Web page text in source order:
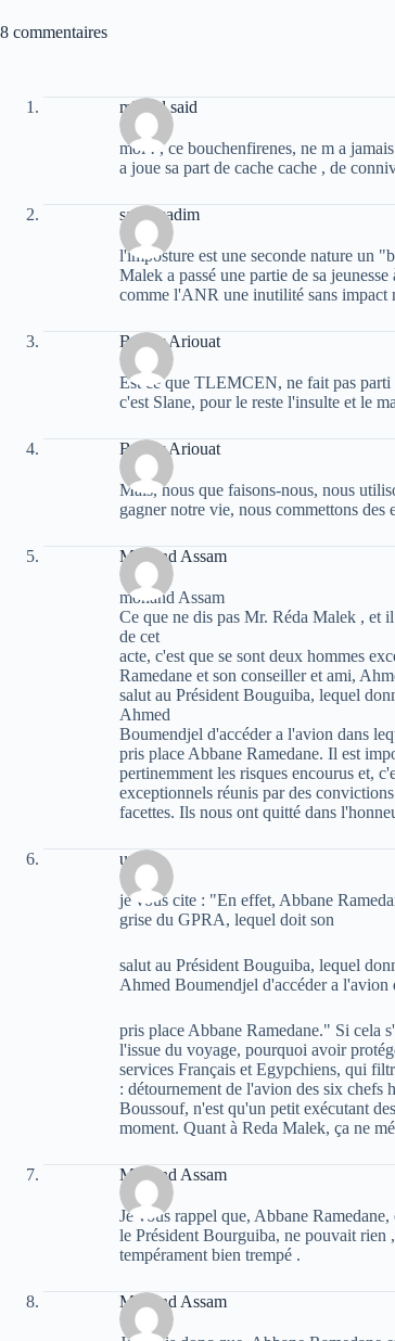
8 commentaires
mhand said
moi ! , ce bouchenfirenes, ne m a
a joue sa part de cache cache , de
sarah sadim
l'imposture est une seconde nature un
Malek a passé une partie de sa
comme l'ANR une inutilité sans impact
Bachir Ariouat
Est ce que TLEMCEN, ne fait pas parti
c'est Slane, pour le reste l'insulte et le
Bachir Ariouat
Mais, nous que faisons-nous, nous
gagner notre vie, nous commettons des
Mohand Assam
mohand Assam
Ce que ne dis pas Mr. Réda Malek , et
de cet
acte, c'est que se sont deux hommes
Ramedane et son conseiller et ami,
salut au Président Bouguiba, lequel
Ahmed
Boumendjel d'accéder a l'avion dans
pris place Abbane Ramedane. Il est
pertinemment les risques encourus et,
exceptionnels réunis par des
facettes. Ils nous ont quitté dans
urfane
je vous cite : "En effet, Abbane
grise du GPRA, lequel doit son
salut au Président Bouguiba, lequel
Ahmed Boumendjel d'accéder a l'avion
pris place Abbane Ramedane." Si cela
l'issue du voyage, pourquoi avoir
services Français et Egypchiens, qui
: détournement de l'avion des six chefs
Boussouf, n'est qu'un petit exécutant
moment. Quant à Reda Malek, ça ne
Mohand Assam
Je vous rappel que, Abbane
le Président Bourguiba, ne pouvait rien
tempérament bien trempé .
Mohand Assam